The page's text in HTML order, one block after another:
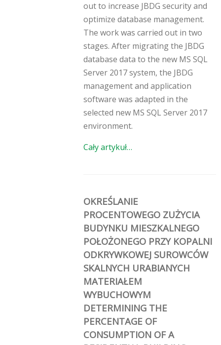
out to increase JBDG security and
optimize database management.
The work was carried out in two
stages. After migrating the JBDG
database data to the new MS SQL
Server 2017 system, the JBDG
management and application
software was adapted in the
selected new MS SQL Server 2017
environment.
Cały artykuł…
OKREŚLANIE
PROCENTOWEGO ZUŻYCIA
BUDYNKU MIESZKALNEGO
POŁOŻONEGO PRZY KOPALNI
ODKRYWKOWEJ SUROWCÓW
SKALNYCH URABIANYCH
MATERIAŁEM
WYBUCHOWYM
DETERMINING THE
PERCENTAGE OF
CONSUMPTION OF A